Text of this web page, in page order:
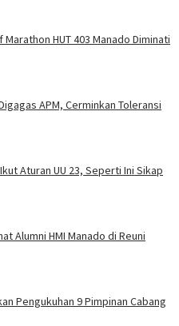
HUT 403 Manado Diminati
APM, Cerminkan Toleransi
Aturan UU 23, Seperti Ini Sikap
Alumni HMI Manado di Reuni
Pengukuhan 9 Pimpinan Cabang